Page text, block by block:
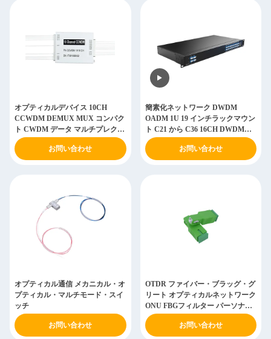
オプティカルデバイス 10CH
CCWDM DEMUX MUX コンパク
ト CWDM データ マルチプレクサ
ー
お問い合わせ
簡素化ネットワーク DWDM
OADM 1U 19 インチラックマウン
ト C21 から C36 16CH DWDM
MUX DEMUX
お問い合わせ
オプティカル通信 メカニカル・オ
プティカル・マルチモード・スイ
ッチ
お問い合わせ
OTDR ファイバー・ブラッグ・グ
リート オプティカルネットワーク
ONU FBGフィルター パーソナラ
イズ
お問い合わせ